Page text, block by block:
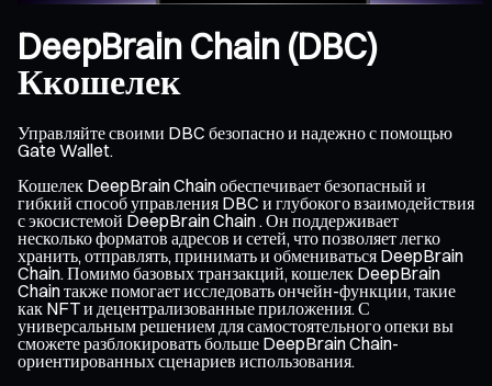
DeepBrain Chain (DBC)
Ккошелек
Управляйте своими DBC безопасно и надежно с помощью
Gate Wallet.
Кошелек DeepBrain Chain обеспечивает безопасный и
гибкий способ управления DBC и глубокого взаимодействия
с экосистемой DeepBrain Chain . Он поддерживает
несколько форматов адресов и сетей, что позволяет легко
хранить, отправлять, принимать и обмениваться DeepBrain
Chain. Помимо базовых транзакций, кошелек DeepBrain
Chain также помогает исследовать ончейн-функции, такие
как NFT и децентрализованные приложения. С
универсальным решением для самостоятельного опеки вы
сможете разблокировать больше DeepBrain Chain-
ориентированных сценариев использования.